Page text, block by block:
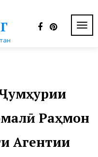
Раҳмон
Агентии